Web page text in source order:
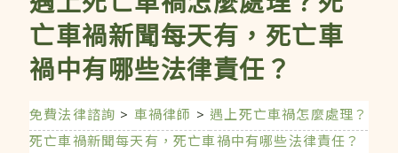
亡車禍新聞每天有，死亡車
禍中有哪些法律責任？
免費法律諮詢 > 車禍律師 > 遇上死亡車禍怎麼處理？
死亡車禍新聞每天有，死亡車禍中有哪些法律責任？